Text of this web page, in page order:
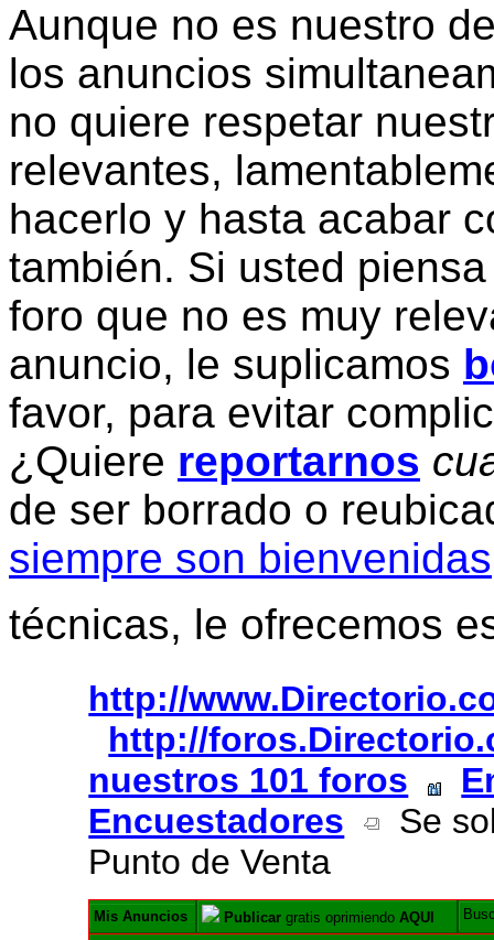
Aunque no es nuestro
los anuncios
no quiere respetar
relevantes,
hacerlo y hasta acabar
también. Si usted
foro que no es muy
anuncio, le suplicamos
favor, para evitar
¿Quiere reportarnos
de ser borrado o
siempre son bienvenidas
técnicas, le ofrecemos
http://
http://
nuestros 101 foros
Encuestadores
Se
Punto de Venta
Mis Anuncios Publicar gratis oprimiendoAQUI